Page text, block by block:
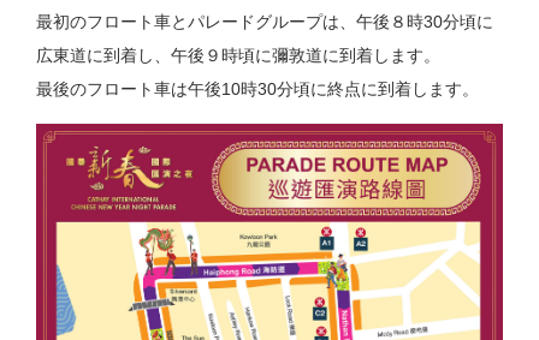
最初のフロート車とパレードグループは、午後８時30分頃に
広東道に到着し、午後９時頃に彌敦道に到着します。
最後のフロート車は午後10時30分頃に終点に到着します。